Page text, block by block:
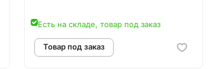
Есть на складе, товар под заказ